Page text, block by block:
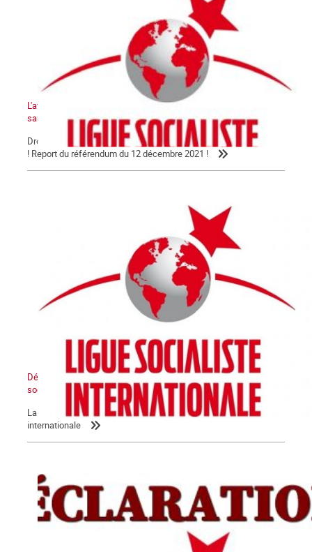
L'avenir de la Kanaky-Nouvelle-Calédonie ne peut pas se faire
sans le peuple kanak !
Droit au peuple kanak à disposer de lui-même et à l'indépendance
! Report du référendum du 12 décembre 2021 !
Déclaration de la LIS : L’Etat sioniste sera détruit, un Moyen-Orient
socialiste renaîtra de ses cendres
La Commune relaie la déclaration de la Ligue socialiste
internationale